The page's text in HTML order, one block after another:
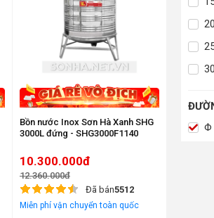
Bồn nước Inox Sơn Hà Xanh SHG
3000L đứng - SHG3000F1140
10.300.000đ
12.360.000đ
Đã bán5512
Miễn phí vận chuyển toàn quốc
Φ